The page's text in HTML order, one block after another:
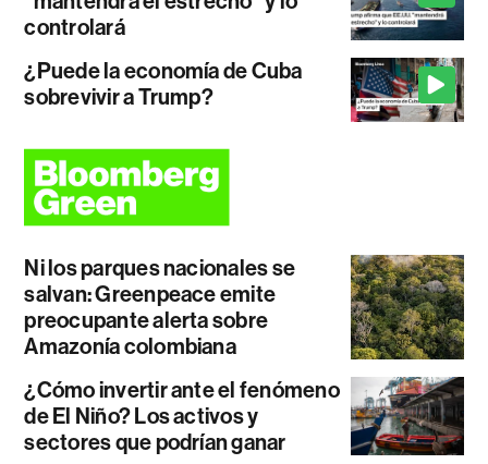
controlará
¿Puede la economía de Cuba
sobrevivir a Trump?
Ni los parques nacionales se
salvan: Greenpeace emite
preocupante alerta sobre
Amazonía colombiana
¿Cómo invertir ante el fenómeno
de El Niño? Los activos y
sectores que podrían ganar